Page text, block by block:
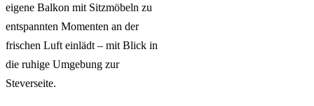
eigene Balkon mit Sitzmöbeln zu
entspannten Momenten an der
frischen Luft einlädt – mit Blick in
die ruhige Umgebung zur
Steverseite.